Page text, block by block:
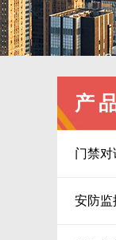
产
门禁对
安防监